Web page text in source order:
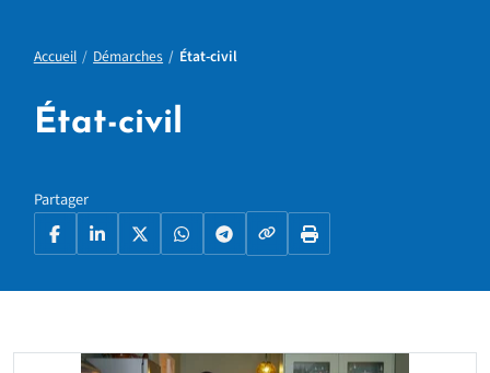
Accueil Démarches État-civil
État-civil
Partager
FacebookLinkedIn
X WhatsAppTelegramCopier le lien
Imprimer la page